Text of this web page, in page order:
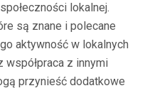
lokalnej.
są znane i polecane
aktywność w lokalnych
współpraca z innymi
przynieść dodatkowe